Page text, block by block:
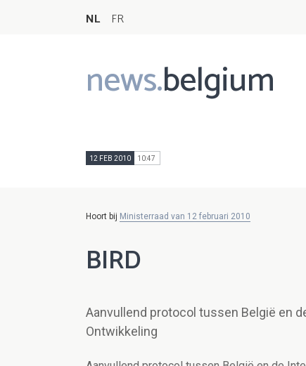
NL FR
news.belgium
Main
navigation
12 FEB 2010 10:47
Hoort bij Ministerraad van 12 februari 2010
BIRD
Aanvullend protocol tussen België en
Ontwikkeling